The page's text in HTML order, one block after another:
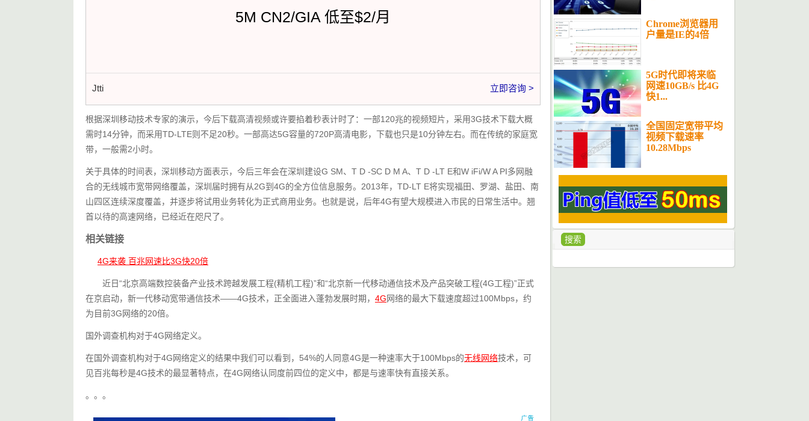
Chrome浏览器用
户量是IE的4倍
5G时代即将来临
网速10GB/s 比4G
快1...
全国固定宽带平均
视频下载速率
10.28Mbps
搜索
5M CN2/GIA 低至$2/月
Jtti 立即咨询 >
根据深圳移动技术专家的演示，今后下载高清视频或许要掐着秒表计时了：一部120兆的视频短片，采用3G技术下载大概
需时14分钟，而采用TD-LTE则不足20秒。一部高达5G容量的720P高清电影，下载也只是10分钟左右。而在传统的家庭宽
带，一般需2小时。
关于具体的时间表，深圳移动方面表示，今后三年会在深圳建设G SM、T D -SC D M A、T D -LT E和W iFi/W A PI多网融
合的无线城市宽带网络覆盖，深圳届时拥有从2G到4G的全方位信息服务。2013年，TD-LT E将实现福田、罗湖、盐田、南
山四区连续深度覆盖，并逐步将试用业务转化为正式商用业务。也就是说，后年4G有望大规模进入市民的日常生活中。翘
首以待的高速网络，已经近在咫尺了。
相关链接
4G来袭 百兆网速比3G快20倍
近日“北京高端数控装备产业技术跨越发展工程(精机工程)”和“北京新一代移动通信技术及产品突破工程(4G工程)”正式
在京启动，新一代移动宽带通信技术——4G技术，正全面进入蓬勃发展时期， 4G网络的最大下载速度超过100Mbps，约
为目前3G网络的20倍。
国外调查机构对于4G网络定义。
在国外调查机构对于4G网络定义的结果中我们可以看到，54%的人同意4G是一种速率大于100Mbps的无线网络技术，可
见百兆每秒是4G技术的最显著特点，在4G网络认同度前四位的定义中，都是与速率快有直接关系。
。。。